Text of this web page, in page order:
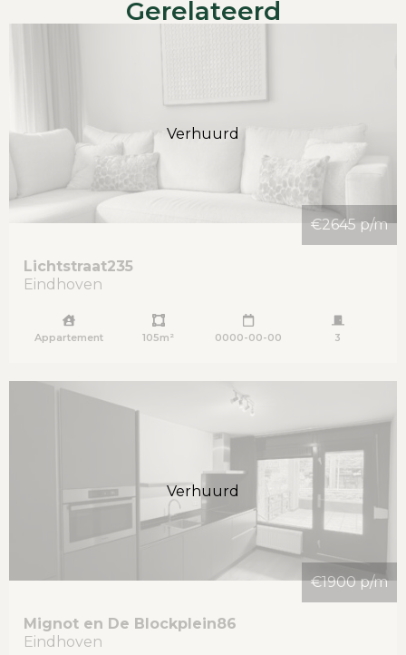
-Inkomenseis van ca. 3x de huur als bruto
Gerelateerd
Verhuurd
€2645 p/m
Lichtstraat235
Eindhoven
Appartement 105m² 0000-00-00 3
Verhuurd
€1900 p/m
Mignot en De Blockplein86
Eindhoven